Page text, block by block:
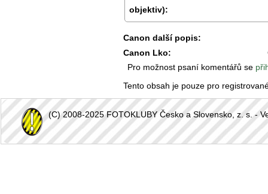
objektiv):
Canon další popis:
Canon Lko:
Pro možnost psaní komentářů se
Tento obsah je pouze pro
(C) 2008-2025 FOTOKLUBY Česko a Slovensko, z. s. -